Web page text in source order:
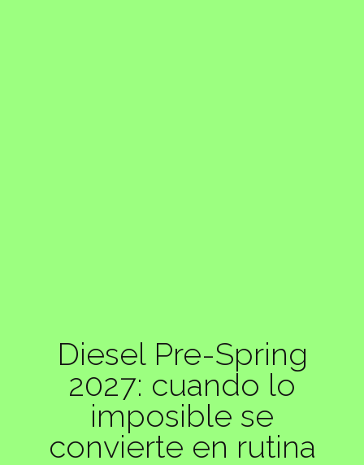
Diesel Pre-Spring
2027: cuando lo
imposible se
convierte en rutina